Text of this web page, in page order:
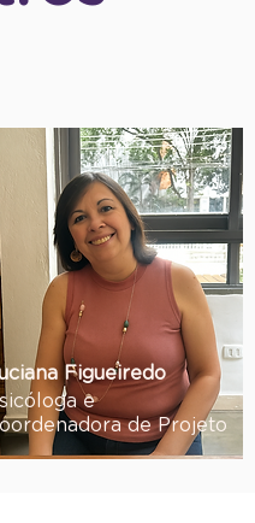
e
de Projeto
Figueiredo